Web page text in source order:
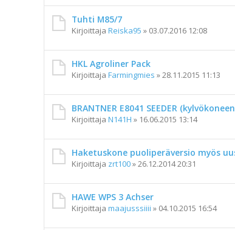
Tuhti M85/7
Kirjoittaja Reiska95 » 03.07.2016 12:08
HKL Agroliner Pack
Kirjoittaja Farmingmies »28.11.2015 11:13
BRANTNER E8041 SEEDER
Kirjoittaja N141H » 16.06.2015 13:14
Haketuskone puoliperäversio myös
Kirjoittaja zrt100»26.12.2014 20:31
HAWE WPS 3 Achser
Kirjoittaja maajusssiiii » 04.10.2015 16:54